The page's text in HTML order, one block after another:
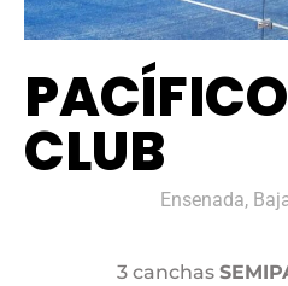
CLUB
Ensenada,
3 canchas